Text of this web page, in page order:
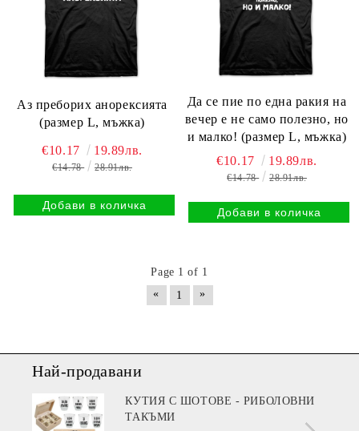
Аз преборих анорексията
(размер L, мъжка)
€10.17 19.89лв.
€14.78 28.91лв.
Да се пие по една ракия на
вечер е не само полезно, но
и малко! (размер L, мъжка)
€10.17 19.89лв.
€14.78 28.91лв.
Page 1 of 1
«
1 »
Най-продавани
КУТИЯ С ШОТОВЕ - РИБОЛОВНИ
ТАКЪМИ